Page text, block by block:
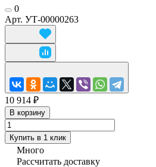
0
Арт. УТ-00000263
10 914 ₽
В корзину
Купить в 1 клик
Много
Рассчитать доставку